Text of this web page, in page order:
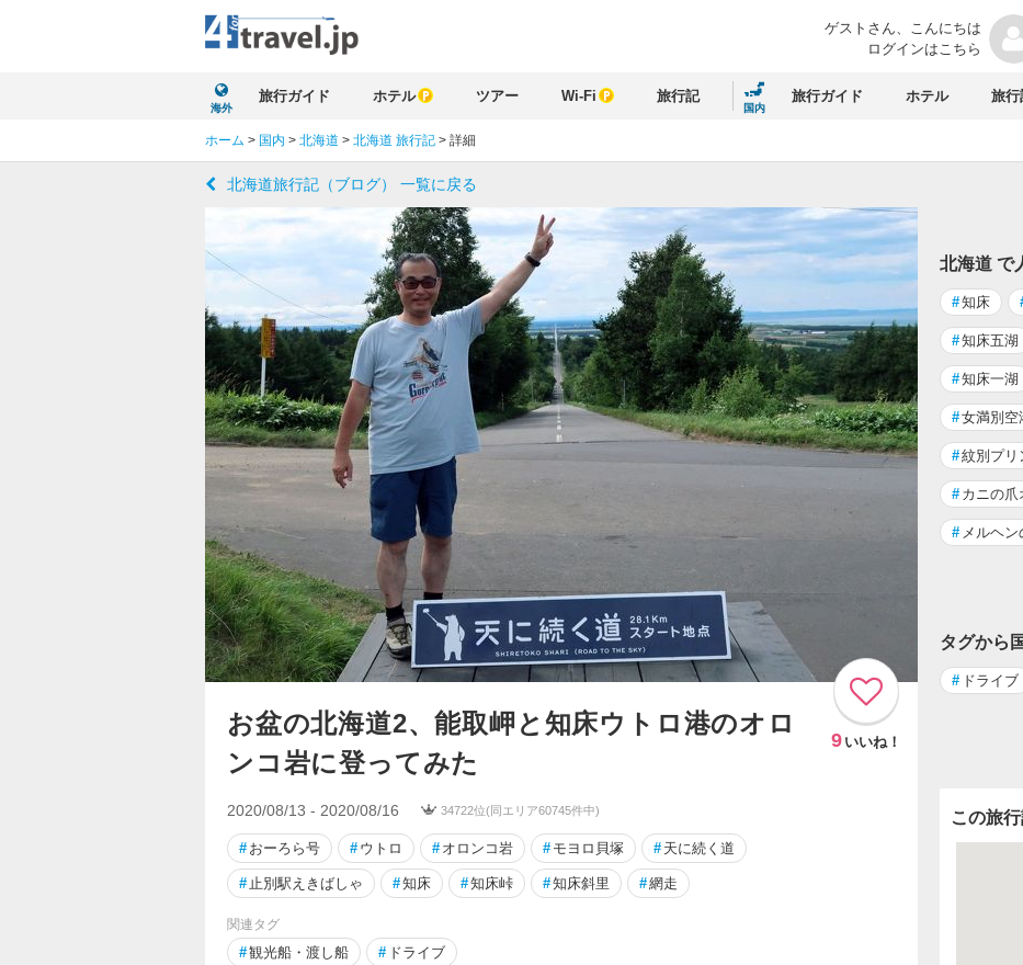
ゲストさん、 こんにちは
ログインはこちら
海外
旅行ガイド ホテル ツアー Wi-Fi 旅行記
国内
旅行ガイド ホテル 旅行
ホーム > 国内 > 北海道 > 北海道 旅行記 > 詳細
北海道旅行記（ブログ） 一覧に戻る
お盆の北海道2、能取岬と知床ウトロ港のオロ
ンコ岩に登ってみた
9 いいね！
2020/08/13 - 2020/08/16 34722位(同エリア60745件中)
# おーろら号 # ウトロ # オロンコ岩 # モヨロ貝塚 # 天に続く道
#止別駅えきばしゃ #知床 #知床峠 #知床斜里 #網走
関連タグ
#観光船・渡し船 # ドライブ
北海道 で
#知床
#知床五湖
#知床一湖
#女満別空
#紋別プリ
# カニの爪
# メルヘン
タグから
# ドライブ
この旅